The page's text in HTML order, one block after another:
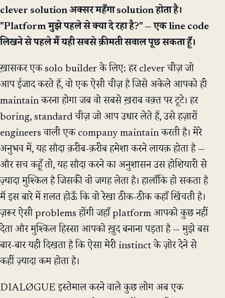
clever solution अक्सर महँगा solution होता है।
"Platform मुझे पहले से क्या दे रहा है?" — एक line code
लिखने से पहले मैं यही सबसे क़ीमती सवाल पूछ सकता हूँ।
ख़ासकर एक solo builder के लिए: हर clever चीज़ जो
आप ईजाद करते हैं, वो एक ऐसी चीज़ है जिसे अकेले आपको ही
maintain करना होगा जब वो सबसे ख़राब वक़्त पर टूटे। हर
boring, standard चीज़ जो आप उधार लेते हैं, उसे हज़ारों
engineers वाली एक company maintain करती है। मेरे
अनुभव में, यह सौदा क़रीब-क़रीब हमेशा करने लायक़ होता है —
और सच कहूँ तो, यह सौदा करने का अनुशासन उस होशियारी से
ज़्यादा मुश्किल है जिसकी वो जगह लेता है। हालाँकि हो सकता है
मैं इस बारे में ग़लत होऊँ कि वो रेखा ठीक-ठीक कहाँ खिंचती है।
ज़रूर ऐसी problems होंगी जहाँ platform आपको कुछ नहीं
देता और मुश्किल हिस्सा आपको ख़ुद बनाना पड़ता है — मुझे बस
बार-बार यही दिखता है कि ऐसा मेरी instinct के ज़ोर देने से
कहीं ज़्यादा कम होता है।
DIALØGUE इस्तेमाल करने वाले कुछ लोग अब एक